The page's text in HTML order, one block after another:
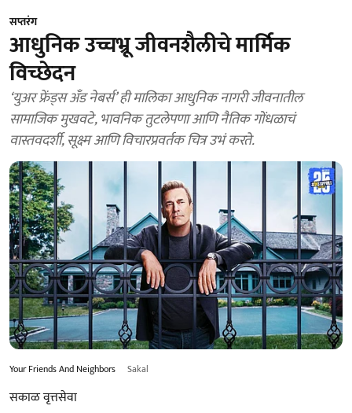
सप्तरंग
आधुनिक उच्चभ्रू जीवनशैलीचे मार्मिक
विच्छेदन
‘युअर फ्रेंड्स अँड नेबर्स’ ही मालिका आधुनिक नागरी जीवनातील
सामाजिक मुखवटे, भावनिक तुटलेपणा आणि नैतिक गोंधळाचं
वास्तवदर्शी, सूक्ष्म आणि विचारप्रवर्तक चित्र उभं करते.
Your Friends And Neighbors Sakal
सकाळ वृत्तसेवा